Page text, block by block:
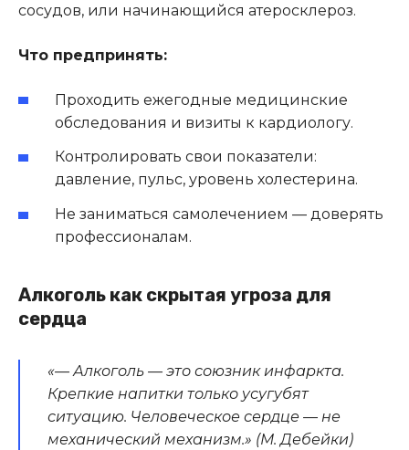
сосудов, или начинающийся атеросклероз.
Что предпринять:
Проходить ежегодные медицинские
обследования и визиты к кардиологу.
Контролировать свои показатели:
давление, пульс, уровень холестерина.
Не заниматься самолечением — доверять
профессионалам.
Алкоголь как скрытая угроза для
сердца
«— Алкоголь — это союзник инфаркта.
Крепкие напитки только усугубят
ситуацию. Человеческое сердце — не
механический механизм.» (М. Дебейки)